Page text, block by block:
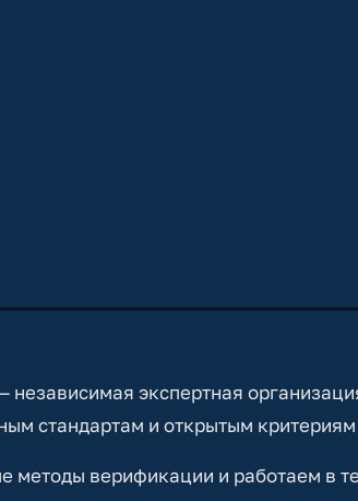
независимая экспертная
стандартам и открытым
методы верификации и работаем в